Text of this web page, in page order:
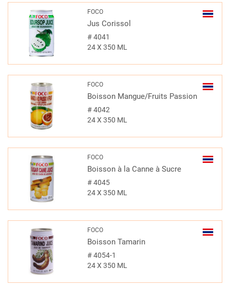
FOCO
Jus Corissol
#4041
24 X 350 ML
FOCO
Boisson Mangue/Fruits Passion
#4042
24 X 350 ML
FOCO
Boisson à la Canne à Sucre
#4045
24 X 350 ML
FOCO
Boisson Tamarin
#4054-1
24 X 350 ML